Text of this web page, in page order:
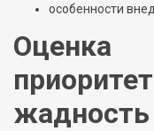
особенности
Оценка